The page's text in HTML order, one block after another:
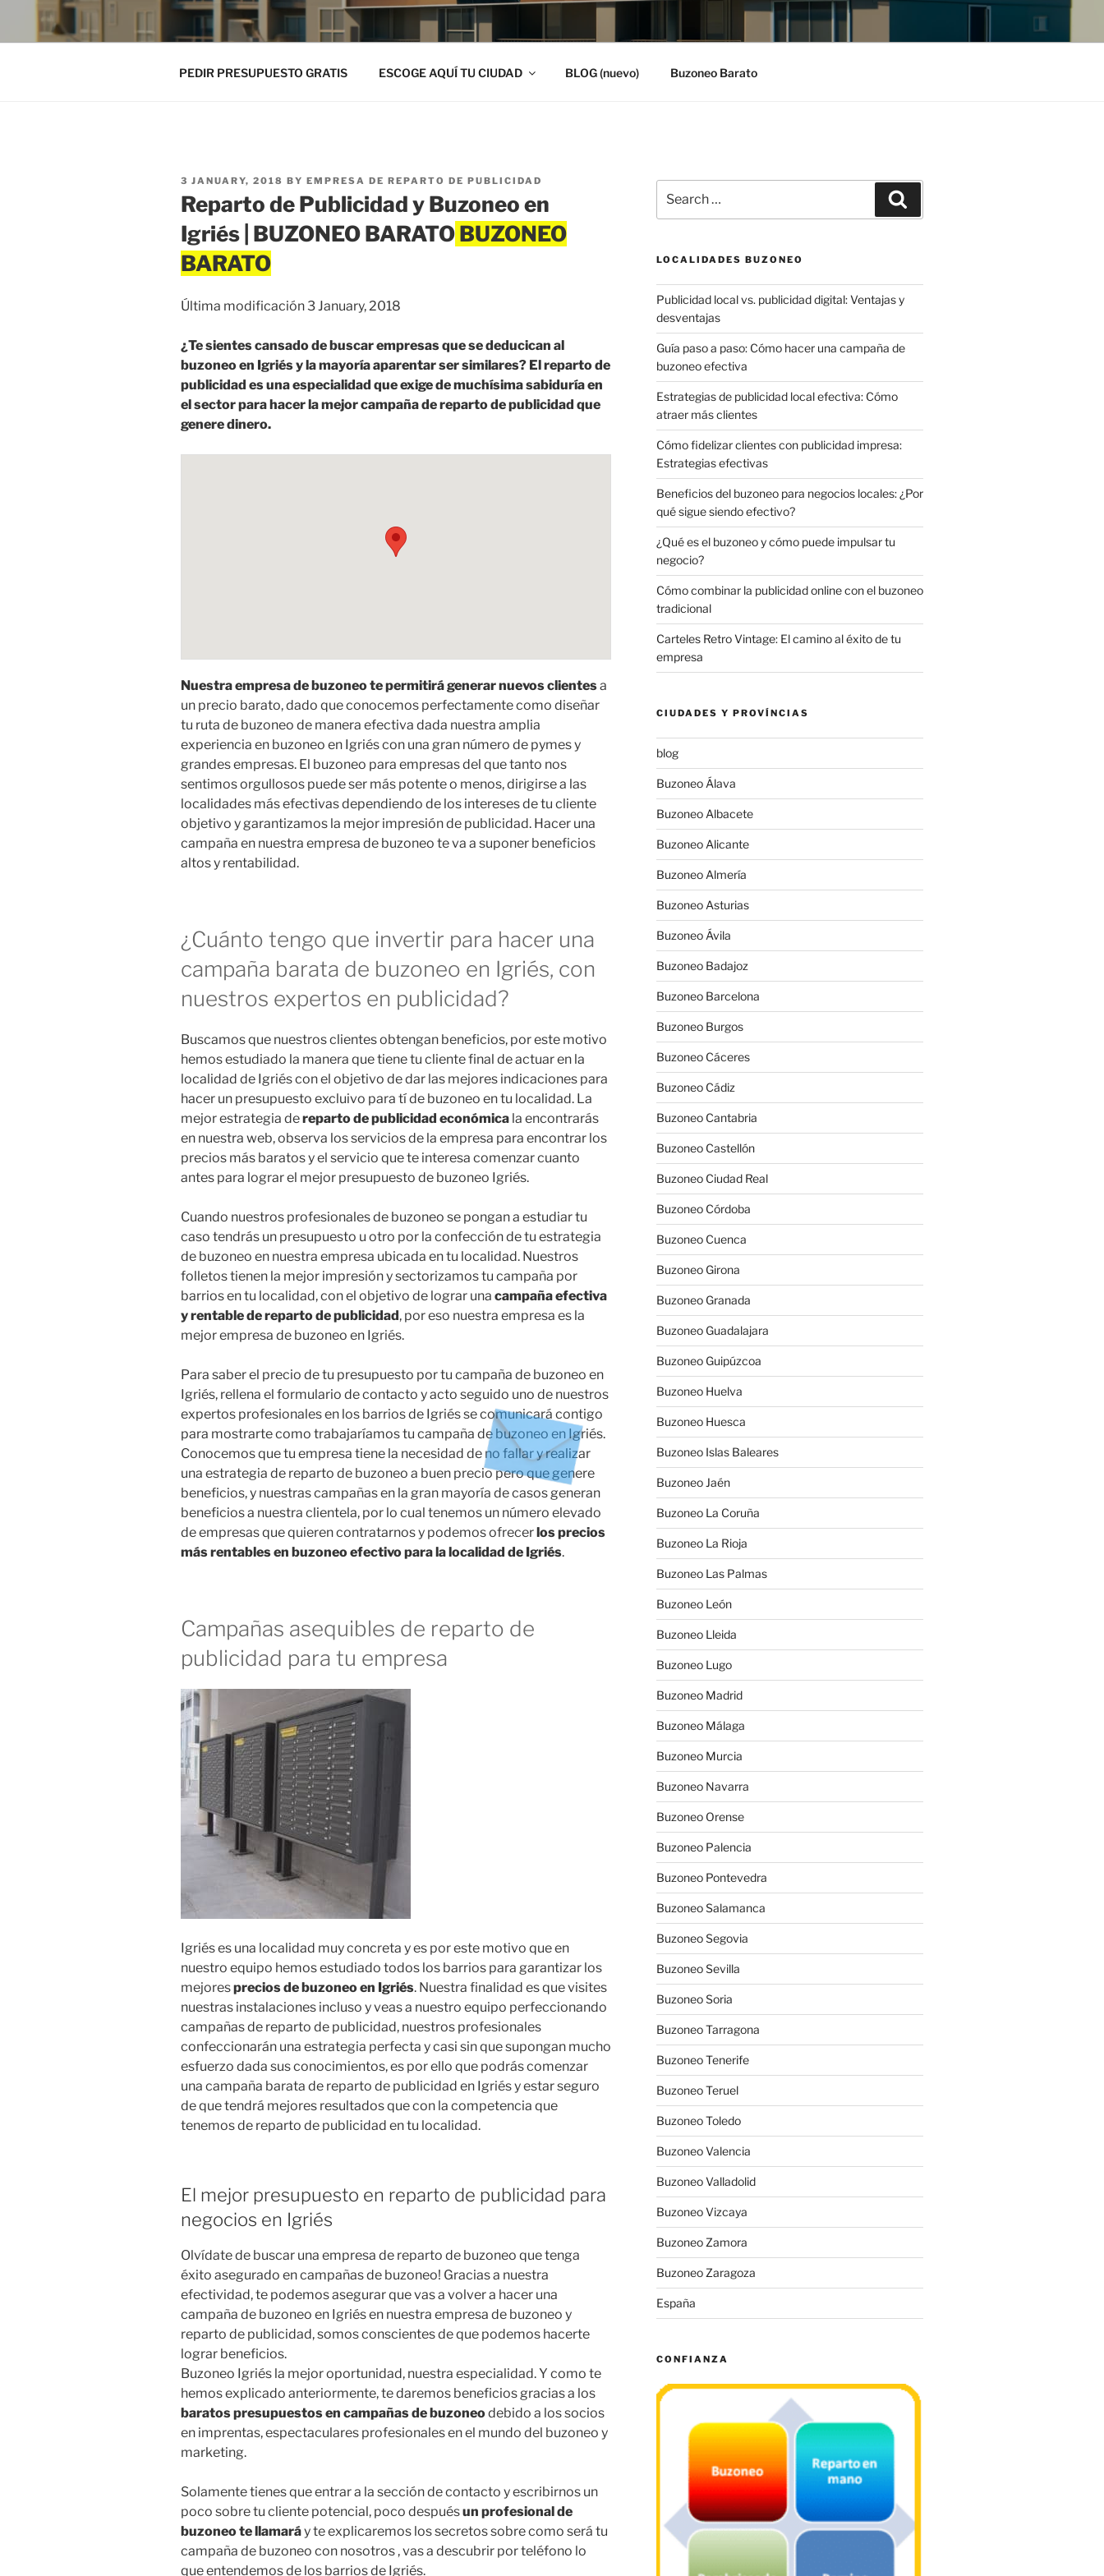
PEDIR PRESUPUESTO GRATIS ESCOGE AQUÍ TU CIUDAD BLOG (nuevo) Buzoneo Barato
POSTED
ON
3 JANUARY, 2018 BY EMPRESA DE REPARTO DE PUBLICIDAD
Reparto de Publicidad y Buzoneo en
Igriés | BUZONEO BARATO
Última modificación 3 January, 2018
¿Te sientes cansado de buscar empresas que se deducican al
buzoneo en Igriés y la mayoría aparentar ser similares? El reparto de
publicidad es una especialidad que exige de muchísima sabiduría en
el sector para hacer la mejor campaña de reparto de publicidad que
genere dinero.
Nuestra empresa de buzoneo te permitirá generar nuevos clientesa
un precio barato, dado que conocemos perfectamente como diseñar
tu ruta de buzoneo de manera efectiva dada nuestra amplia
experiencia en buzoneo en Igriés con una gran número de pymes y
grandes empresas. El buzoneo para empresas del que tanto nos
sentimos orgullosos puede ser más potente o menos, dirigirse a las
localidades más efectivas dependiendo de los intereses de tu cliente
objetivo y garantizamos la mejor impresión de publicidad. Hacer una
campaña en nuestra empresa de buzoneo te va a suponer beneficios
altos y rentabilidad.
¿Cuánto tengo que invertir para hacer una
campaña barata de buzoneo en Igriés, con
nuestros expertos en publicidad?
Buscamos que nuestros clientes obtengan beneficios, por este motivo
hemos estudiado la manera que tiene tu cliente final de actuar en la
localidad de Igriés con el objetivo de dar las mejores indicaciones para
hacer un presupuesto excluivo para tí de buzoneo en tu localidad. La
mejor estrategia dereparto de publicidad económica la encontrarás
en nuestra web, observa los servicios de la empresa para encontrar los
precios más baratos y el servicio que te interesa comenzar cuanto
antes para lograr el mejor presupuesto de buzoneo Igriés.
Cuando nuestros profesionales de buzoneo se pongan a estudiar tu
caso tendrás un presupuesto u otro por la confección de tu estrategia
de buzoneo en nuestra empresa ubicada en tu localidad. Nuestros
folletos tienen la mejor impresión y sectorizamos tu campaña por
barrios en tu localidad, con el objetivo de lograr una campaña efectiva
y rentable de reparto de publicidad, por eso nuestra empresa es la
mejor empresa de buzoneo en Igriés.
Para saber el precio de tu presupuesto por tu campaña de buzoneo en
Igriés, rellena el formulario de contacto y acto seguido uno de nuestros
expertos profesionales en los barrios de Igriés se comunicará contigo
para mostrarte como trabajaríamos tu campaña de buzoneo en Igriés.
Conocemos que tu empresa tiene la necesidad de no fallar y realizar
una estrategia de reparto de buzoneo a buen precio pero que genere
beneficios, y nuestras campañas en la gran mayoría de casos generan
beneficios a nuestra clientela, por lo cual tenemos un número elevado
de empresas que quieren contratarnos y podemos ofrecerlos precios
más rentables en buzoneo efectivo para la localidad de Igriés.
Campañas asequibles de reparto de
publicidad para tu empresa
Igriés es una localidad muy concreta y es por este motivo que en
nuestro equipo hemos estudiado todos los barrios para garantizar los
mejoresprecios de buzoneo en Igriés. Nuestra finalidad es que visites
nuestras instalaciones incluso y veas a nuestro equipo perfeccionando
campañas de reparto de publicidad, nuestros profesionales
confeccionarán una estrategia perfecta y casi sin que supongan mucho
esfuerzo dada sus conocimientos, es por ello que podrás comenzar
una campaña barata de reparto de publicidad en Igriés y estar seguro
de que tendrá mejores resultados que con la competencia que
tenemos de reparto de publicidad en tu localidad.
El mejor presupuesto en reparto de publicidad para
negocios en Igriés
Olvídate de buscar una empresa de reparto de buzoneo que tenga
éxito asegurado en campañas de buzoneo! Gracias a nuestra
efectividad, te podemos asegurar que vas a volver a hacer una
campaña de buzoneo en Igriés en nuestra empresa de buzoneo y
reparto de publicidad, somos conscientes de que podemos hacerte
lograr beneficios.
Buzoneo Igriés la mejor oportunidad, nuestra especialidad. Y como te
hemos explicado anteriormente, te daremos beneficios gracias a los
baratos presupuestos en campañas de buzoneodebido a los socios
en imprentas, espectaculares profesionales en el mundo del buzoneo y
marketing.
Solamente tienes que entrar a la sección de contacto y escribirnos un
poco sobre tu cliente potencial, poco despuésun profesional de
buzoneo te llamaráy te explicaremos los secretos sobre como será tu
campaña de buzoneo con nosotros , vas a descubrir por teléfono lo
que entendemos de los barrios de Igriés.
for:
LOCALIDADES BUZONEO
Publicidad local vs. publicidad digital: Ventajas y
desventajas
Guía paso a paso: Cómo hacer una campaña de
buzoneo efectiva
Estrategias de publicidad local efectiva: Cómo
atraer más clientes
Cómo fidelizar clientes con publicidad impresa:
Estrategias efectivas
Beneficios del buzoneo para negocios locales: ¿Por
qué sigue siendo efectivo?
¿Qué es el buzoneo y cómo puede impulsar tu
negocio?
Cómo combinar la publicidad online con el buzoneo
tradicional
Carteles Retro Vintage: El camino al éxito de tu
empresa
CIUDADES Y PROVÍNCIAS
blog
Buzoneo Álava
Buzoneo Albacete
Buzoneo Alicante
Buzoneo Almería
Buzoneo Asturias
Buzoneo Ávila
Buzoneo Badajoz
Buzoneo Barcelona
Buzoneo Burgos
Buzoneo Cáceres
Buzoneo Cádiz
Buzoneo Cantabria
Buzoneo Castellón
Buzoneo Ciudad Real
Buzoneo Córdoba
Buzoneo Cuenca
Buzoneo Girona
Buzoneo Granada
Buzoneo Guadalajara
Buzoneo Guipúzcoa
Buzoneo Huelva
Buzoneo Huesca
Buzoneo Islas Baleares
Buzoneo Jaén
Buzoneo La Coruña
Buzoneo La Rioja
Buzoneo Las Palmas
Buzoneo León
Buzoneo Lleida
Buzoneo Lugo
Buzoneo Madrid
Buzoneo Málaga
Buzoneo Murcia
Buzoneo Navarra
Buzoneo Orense
Buzoneo Palencia
Buzoneo Pontevedra
Buzoneo Salamanca
Buzoneo Segovia
Buzoneo Sevilla
Buzoneo Soria
Buzoneo Tarragona
Buzoneo Tenerife
Buzoneo Teruel
Buzoneo Toledo
Buzoneo Valencia
Buzoneo Valladolid
Buzoneo Vizcaya
Buzoneo Zamora
Buzoneo Zaragoza
España
CONFIANZA